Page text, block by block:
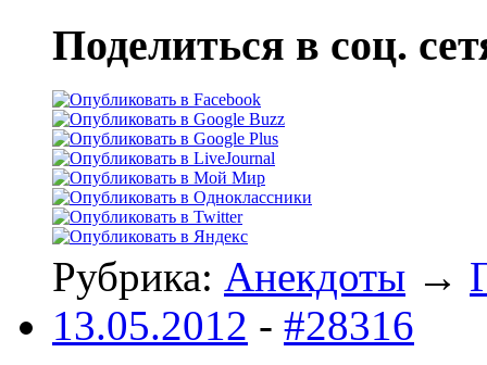
Поделиться в соц.
Рубрика: Анекдоты →
13.05.2012 - #28316